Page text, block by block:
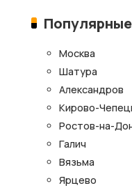
Москва
Шатура
Александров
Кирово-
Ростов-на-
Галич
Вязьма
Ярцево